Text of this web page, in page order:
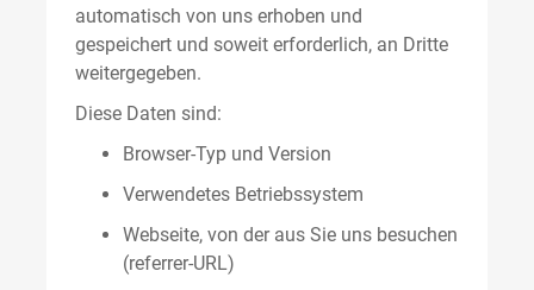
automatisch von uns erhoben und
gespeichert und soweit erforderlich, an Dritte
weitergegeben.
Diese Daten sind:
Browser-Typ und Version
Verwendetes Betriebssystem
Webseite, von der aus Sie uns besuchen
(referrer-URL)